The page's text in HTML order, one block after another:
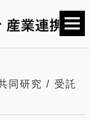
同研究 / 受託